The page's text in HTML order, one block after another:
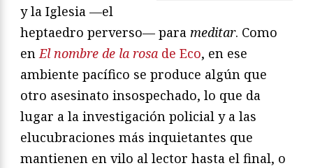
y la Iglesia —el
heptaedro perverso— para meditar. Como
enEl nombre de la rosa de Eco, en ese
ambiente pacífico se produce algún que
otro asesinato insospechado, lo que da
lugar a la investigación policial y a las
elucubraciones más inquietantes que
mantienen en vilo al lector hasta el final, o